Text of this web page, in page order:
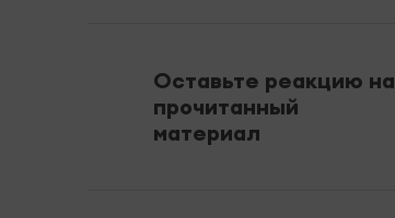
Оставьте реакцию на
прочитанный
материал